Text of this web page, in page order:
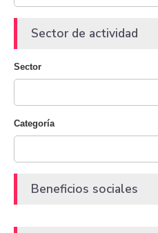
Sector de actividad
Sector
Categoría
Beneficios sociales